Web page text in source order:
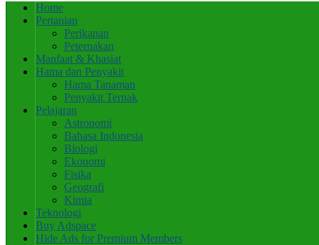
Home
Pertanian
Perikanan
Peternakan
Manfaat & Khasiat
Hama dan Penyakit
Hama Tanaman
Penyakit Ternak
Pelajaran
Astronomi
Bahasa Indonesia
Biologi
Ekonomi
Fisika
Geografi
Kimia
Teknologi
Buy Adspace
Hide Ads for Premium Members